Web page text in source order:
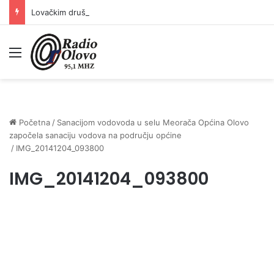
Lovačkim društvima podrška u iznosu od 138.000 KM
Meni
Početna / Sanacijom vodovoda u selu Meorača Općina Olovo
započela sanaciju vodova na području općine
/ IMG_20141204_093800
IMG_20141204_093800